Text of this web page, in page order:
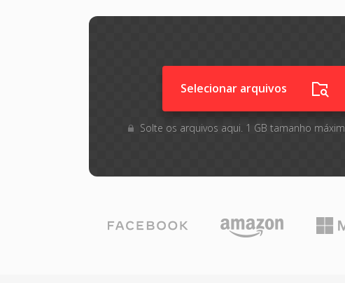
Selecionar arquivos
Solte os arquivos aqui. 1 GB tamanho